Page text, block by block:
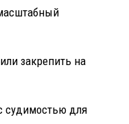
закрепить на
судимостью для